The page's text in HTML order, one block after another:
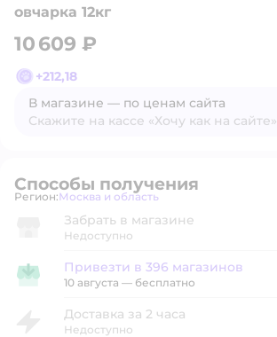
овчарка 12кг
10 609 ₽
+212,18
В магазине — по ценам сайта
Скажите на кассе «Хочу как на сайте»
Способы получения
Регион: Выбор адреса доставки.
Москва и область
Забрать в магазине
Недоступно
Привезти в магазин
Привезти в 396 магазинов
10 августа — бесплатно
Доставка за 2 часа
Недоступно